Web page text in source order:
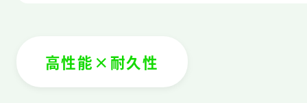
高性能×耐久性